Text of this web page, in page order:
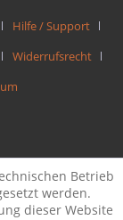
Hilfe / Support
Widerrufsrecht
Betrieb
werden.
dieser Website